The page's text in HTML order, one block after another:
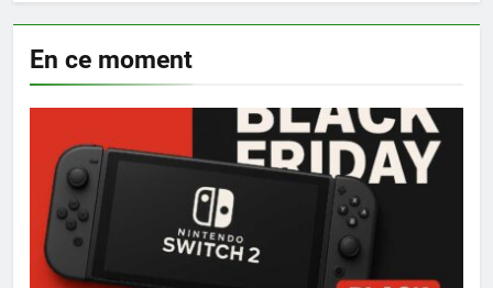
En ce moment